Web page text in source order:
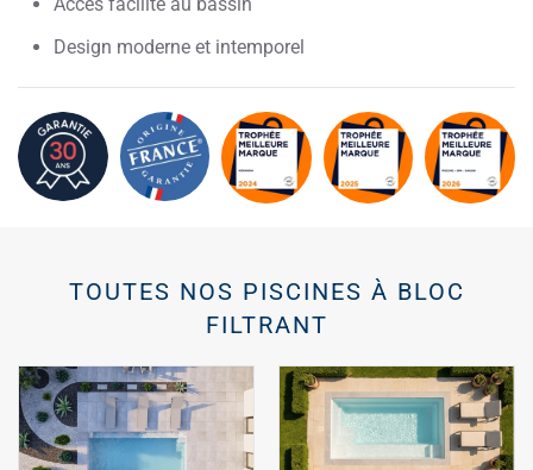
Design moderne et intemporel
TOUTES NOS PISCINES À BLOC
FILTRANT